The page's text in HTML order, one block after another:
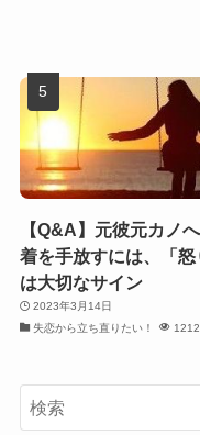
【Q&A】元彼元カノ
着を手放すには、「怒
は大切なサイン
2023年3月14日
失恋から立ち直りたい！